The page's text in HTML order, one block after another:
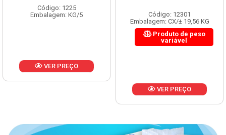
Código: 1225
Embalagem: KG/5
VER PREÇO
Código: 12301
Embalagem: CX/± 19,56 KG
Produto de peso
variável
VER PREÇO